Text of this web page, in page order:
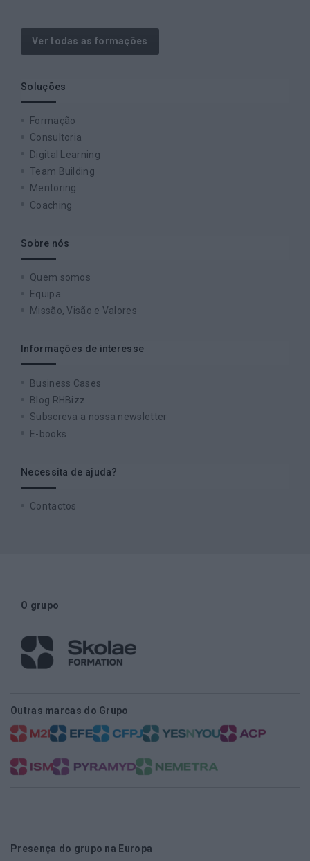
Ver todas as formações
Soluções
Formação
Consultoria
Digital Learning
Team Building
Mentoring
Coaching
Sobre nós
Quem somos
Equipa
Missão, Visão e Valores
Informações de interesse
Business Cases
Blog RHBizz
Subscreva a nossa newsletter
E-books
Necessita de ajuda?
Contactos
O grupo
Outras marcas do Grupo
Presença do grupo na Europa